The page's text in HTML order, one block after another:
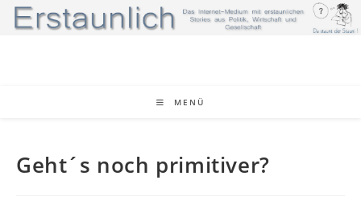
Zum
Inhalt
MENÜ
Geht´s noch primitiver?